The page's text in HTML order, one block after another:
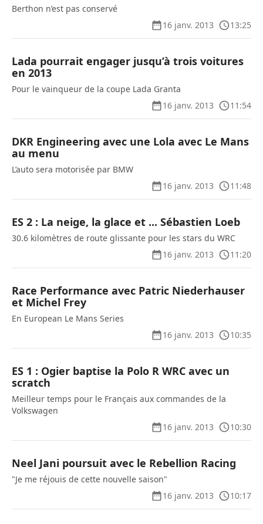
Berthon n’est pas conservé
16 janv. 2013
13:25
Lada pourrait engager jusqu’à trois voitures
en 2013
Pour le vainqueur de la coupe Lada Granta
16 janv. 2013
11:54
DKR Engineering avec une Lola avec Le Mans
au menu
L’auto sera motorisée par BMW
16 janv. 2013
11:48
ES 2 : La neige, la glace et ... Sébastien Loeb
30.6 kilomètres de route glissante pour les stars du WRC
16 janv. 2013
11:20
Race Performance avec Patric Niederhauser
et Michel Frey
En European Le Mans Series
16 janv. 2013
10:35
ES 1 : Ogier baptise la Polo R WRC avec un
scratch
Meilleur temps pour le Français aux commandes de la
Volkswagen
16 janv. 2013
10:30
Neel Jani poursuit avec le Rebellion Racing
"Je me réjouis de cette nouvelle saison"
16 janv. 2013
10:17